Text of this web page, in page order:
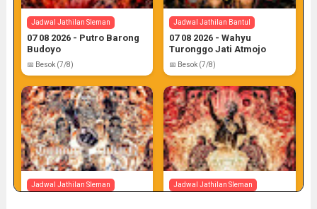
📅 Target: 6 (Post: 6/7)
Jadwal Jathilan Sleman
07 08 2026 - Putro Barong
Budoyo
📅 Besok (7/8)
Jadwal Jathilan Bantul
07 08 2026 - Wahyu
Turonggo Jati Atmojo
📅 Besok (7/8)
Jadwal Jathilan Sleman Jadwal Jathilan Sleman